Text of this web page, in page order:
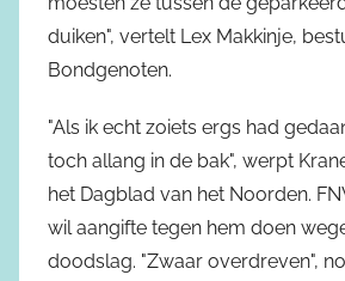
duiken", vertelt Lex Makkinje,
Bondgenoten.
"Als ik echt zoiets ergs had
toch allang in de bak", werpt
het Dagblad van het Noorden.
wil aangifte tegen hem doen
doodslag. "Zwaar overdreven",